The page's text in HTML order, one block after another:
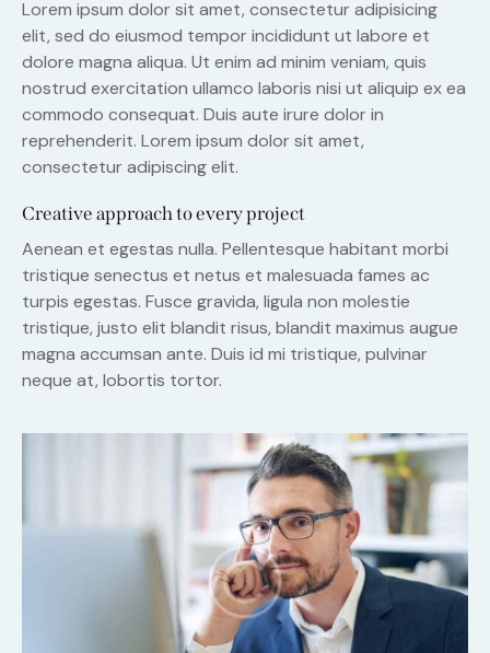
Lorem ipsum dolor sit amet, consectetur adipisicing
elit, sed do eiusmod tempor incididunt ut labore et
dolore magna aliqua. Ut enim ad minim veniam, quis
nostrud exercitation ullamco laboris nisi ut aliquip ex ea
commodo consequat. Duis aute irure dolor in
reprehenderit. Lorem ipsum dolor sit amet,
consectetur adipiscing elit.
Creative approach to every project
Aenean et egestas nulla. Pellentesque habitant morbi
tristique senectus et netus et malesuada fames ac
turpis egestas. Fusce gravida, ligula non molestie
tristique, justo elit blandit risus, blandit maximus augue
magna accumsan ante. Duis id mi tristique, pulvinar
neque at, lobortis tortor.